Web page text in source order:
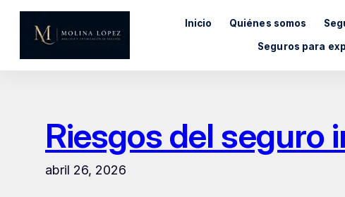
Saltar
contenido
Inicio Quiénes somos
Seguros para
Riesgos del seguro
abril 26, 2026